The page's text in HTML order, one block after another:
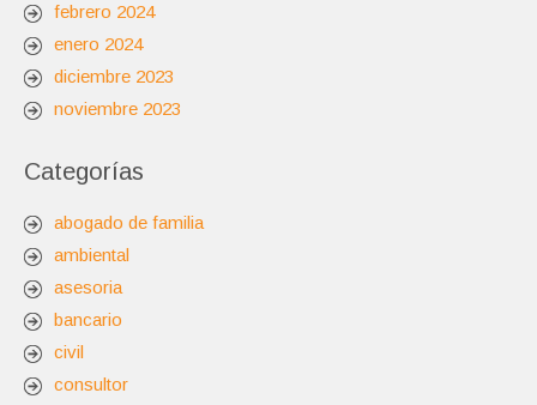
febrero 2024
enero 2024
diciembre 2023
noviembre 2023
Categorías
abogado de familia
ambiental
asesoria
bancario
civil
consultor